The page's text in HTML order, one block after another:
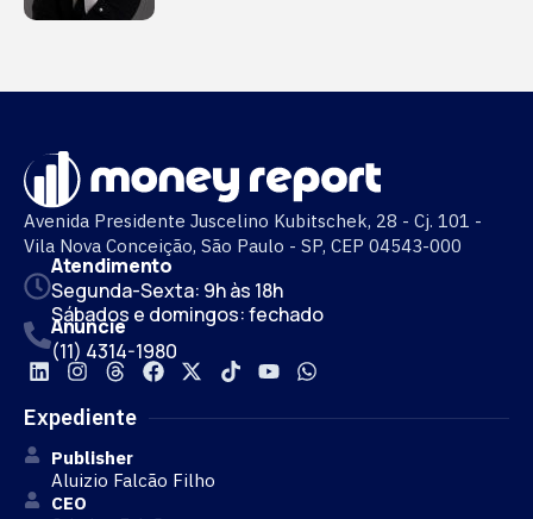
Avenida Presidente Juscelino Kubitschek, 28 - Cj. 101 -
Vila Nova Conceição, São Paulo - SP, CEP 04543-000
Atendimento
Segunda-Sexta: 9h às 18h
Sábados e domingos: fechado
Anuncie
(11) 4314-1980
Expediente
Publisher
Aluizio Falcão Filho
CEO